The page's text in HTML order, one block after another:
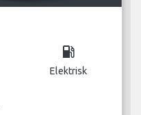
local_gas_station
Elektrisk